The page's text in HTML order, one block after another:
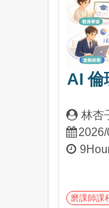
AI 倫
林杏
磨課師課